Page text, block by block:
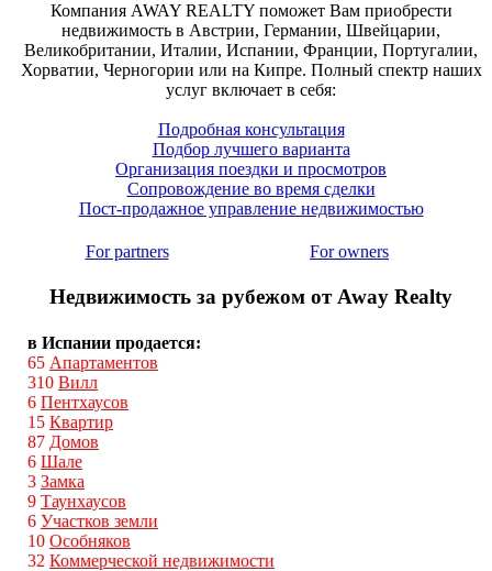
Компания AWAY REALTY поможет Вам приобрести
недвижимость в Австрии, Германии, Швейцарии,
Великобритании, Италии, Испании, Франции, Португалии,
Хорватии, Черногории или на Кипре. Полный спектр наших
услуг включает в себя:
Подробная консультация
Подбор лучшего варианта
Организация поездки и просмотров
Сопровождение во время сделки
Пост-продажное управление недвижимостью
For partners For owners
Недвижимость за рубежом от Away Realty
в Испании продается:
65 Апартаментов
310 Вилл
6 Пентхаусов
15 Квартир
87 Домов
6 Шале
3 Замка
9 Таунхаусов
6 Участков земли
10 Особняков
32 Коммерческой недвижимости